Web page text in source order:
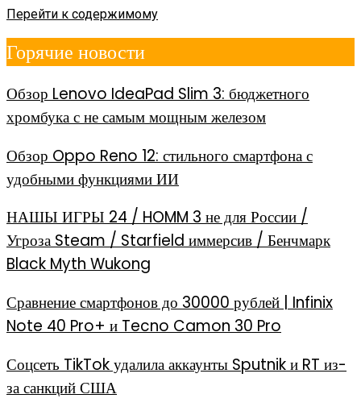
Перейти к содержимому
Горячие новости
Обзор Lenovo IdeaPad Slim 3: бюджетного
хромбука с не самым мощным железом
Обзор Oppo Reno 12: стильного смартфона с
удобными функциями ИИ
НАШЫ ИГРЫ 24 / HOMM 3 не для России /
Угроза Steam / Starfield иммерсив / Бенчмарк
Black Myth Wukong
Сравнение смартфонов до 30000 рублей | Infinix
Note 40 Pro+ и Tecno Camon 30 Pro
Соцсеть TikTok удалила аккаунты Sputnik и RT из-
за санкций США